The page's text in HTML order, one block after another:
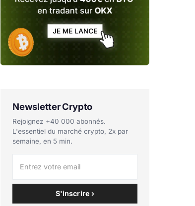
Newsletter Crypto
Rejoignez +40 000 abonnés.
L'essentiel du marché crypto, 2x par
semaine, en 5 min.
S'inscrire ›